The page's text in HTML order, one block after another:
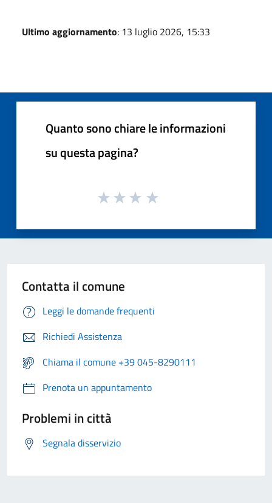
Ultimo aggiornamento: 13 luglio 2026, 15:33
Quanto sono chiare le informazioni
su questa pagina?
Contatta il comune
Leggi le domande frequenti
Richiedi Assistenza
Chiama il comune +39 045-8290111
Prenota un appuntamento
Problemi in città
Segnala disservizio